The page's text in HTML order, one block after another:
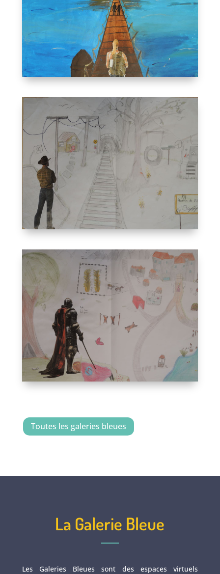
Toutes les galeries bleues
La Galerie Bleue
Les Galeries Bleues sont des espaces virtuels